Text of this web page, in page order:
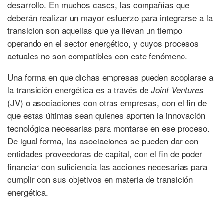
desarrollo. En muchos casos, las compañías que
deberán realizar un mayor esfuerzo para integrarse a la
transición son aquellas que ya llevan un tiempo
operando en el sector energético, y cuyos procesos
actuales no son compatibles con este fenómeno.
Una forma en que dichas empresas pueden acoplarse a
la transición energética es a través de Joint Ventures
(JV) o asociaciones con otras empresas, con el fin de
que estas últimas sean quienes aporten la innovación
tecnológica necesarias para montarse en ese proceso.
De igual forma, las asociaciones se pueden dar con
entidades proveedoras de capital, con el fin de poder
financiar con suficiencia las acciones necesarias para
cumplir con sus objetivos en materia de transición
energética.